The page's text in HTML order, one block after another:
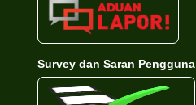
Survey dan Saran Pengguna